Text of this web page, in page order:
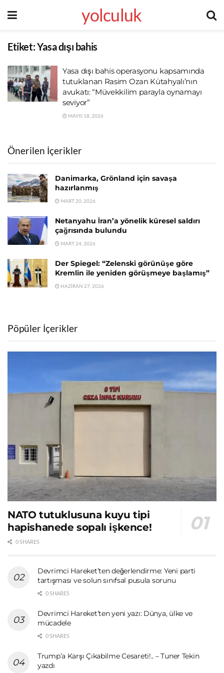
yolculuk
Etiket:Yasa dışı bahis
Yasa dışı bahis operasyonu kapsamında
tutuklanan Rasim Ozan Kütahyalı’nın
avukatı: “Müvekkilim parayla oynamayı
seviyor”
MAYIS 18, 2026
Önerilen İçerikler
Danimarka, Grönland için savaşa
hazırlanmış
MART 20, 2026
Netanyahu İran’a yönelik küresel saldırı
çağrısında bulundu
MART 24, 2026
Der Spiegel: “Zelenski görünüşe göre
Kremlin ile yeniden görüşmeye başlamış”
HAZIRAN 27, 2026
Pöpüler İçerikler
NATO tutuklusuna kuyu tipi
hapishanede sopalı işkence!
0 SHARES
Devrimci Hareket’ten değerlendirme: Yeni parti
tartışması ve solun sınıfsal pusula sorunu
0 SHARES
Devrimci Hareket’ten yeni yazı: Dünya, ülke ve
mücadele
0 SHARES
Trump’a Karşı Çıkabilme Cesareti!.. – Tuner Tekin
yazdı